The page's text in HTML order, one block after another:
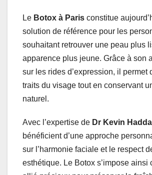
Le Botox à Paris constitue
solution de référence pour les
souhaitant retrouver une peau plus
apparence plus jeune. Grâce à son
sur les rides d’expression, il permet
traits du visage tout en conservant
naturel.
Avec l’expertise de Dr Kevin
bénéficient d’une approche
sur l’harmonie faciale et le respect
esthétique. Le Botox s’impose ainsi